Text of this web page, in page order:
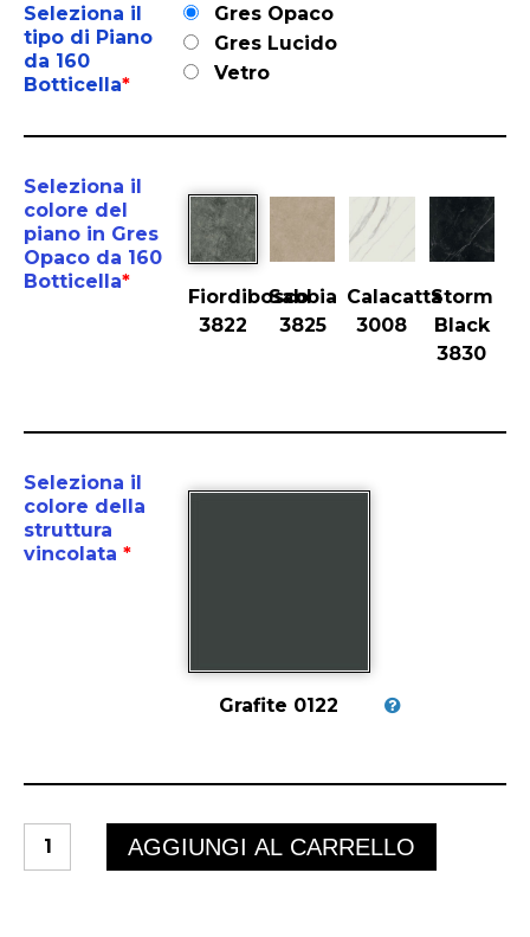
Seleziona il
tipo di Piano
da 160
Botticella*
Gres Opaco
Gres Lucido
Vetro
Seleziona il
colore del
piano in Gres
Opaco da 160
Botticella*
Fiordibosco
3822
Sabbia
3825
Calacatta
3008
Storm
Black
3830
Seleziona il
colore della
struttura
vincolata *
Grafite 0122
TWIST
ALLUNGABILEAGGIUNGI AL CARRELLO